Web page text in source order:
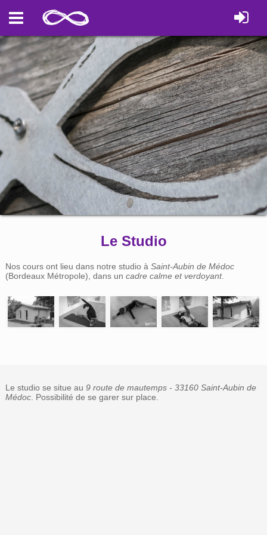
Le Studio
Nos cours ont lieu dans notre studio à Saint-Aubin de Médoc
(Bordeaux Métropole), dans un cadre calme et verdoyant.
Le studio se situe au 9 route de mautemps - 33160 Saint-Aubin de
Médoc. Possibilité de se garer sur place.